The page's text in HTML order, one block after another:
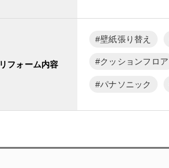
リフォーム内容
壁紙張り替え
クッションフロア
パナソニック